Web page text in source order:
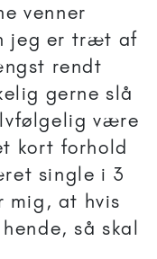
venner
jeg er træt af
rendt
gerne slå
være
kort forhold
single i 3
mig, at hvis
så skal